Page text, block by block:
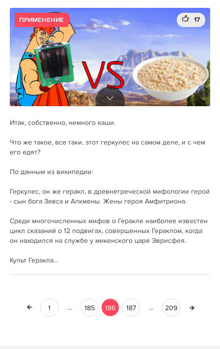
ПРИМЕНЕНИЕ 17
Итак, собственно, немного каши.
Что же такое, все таки, этот геркулес на самом деле, и с чем
его едят?
По данным из википедии:
Геркулес, он же геракл, в древнегреческой мифологии герой
- сын бога Зевса и Алкмены. Жены героя Амфитриона.
Среди многочисленных мифов о Геракле наиболее известен
цикл сказаний о 12 подвигах, совершенных Гераклом, когда
он находился на службе у микенского царя Эврисфея.
Культ Геракла...
1 ... 185 186 187 ... 209